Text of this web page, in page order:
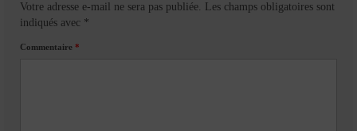
Votre adresse e-mail ne sera pas publiée. Les champs obligatoires sont
indiqués avec *
Commentaire *